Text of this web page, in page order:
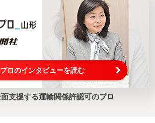
プロのインタビューを読む
面支援する運輸関係許認可のプロ